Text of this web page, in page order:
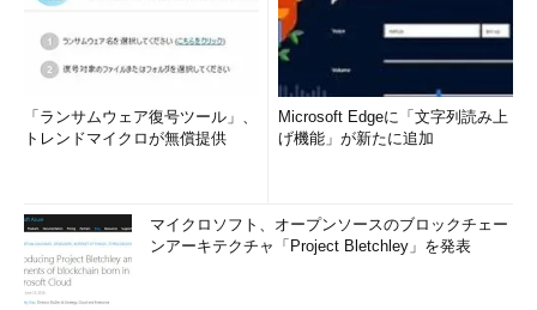
で、必要ならばコマンド・プロンプトをマウスなどでスクロー
ル・バックさせるか、上記のコマンドの最後に「| more」という
コマンド（moreコマンド）を付加して、1ページずつ見るように
●パラメータについての注意
を含むようなオプションなどは「"」で囲む必要がある。ファイ
ル名やフォルダ名の場合はもちろんのこと、例えばnet startコマ
ンド（サービスを開始させるコマンド）で指定するサービス名な
ども「"」で囲むのを忘れないようにしていただきたい。つまり
「ランサムウェア復号ツール」、
トレンドマイクロが無償提供
Microsoft Edgeに「文字列読み上
げ機能」が新たに追加
マイクロソフト、オープンソースのブロックチェー
ンアーキテクチャ「Project Bletchley」を発表